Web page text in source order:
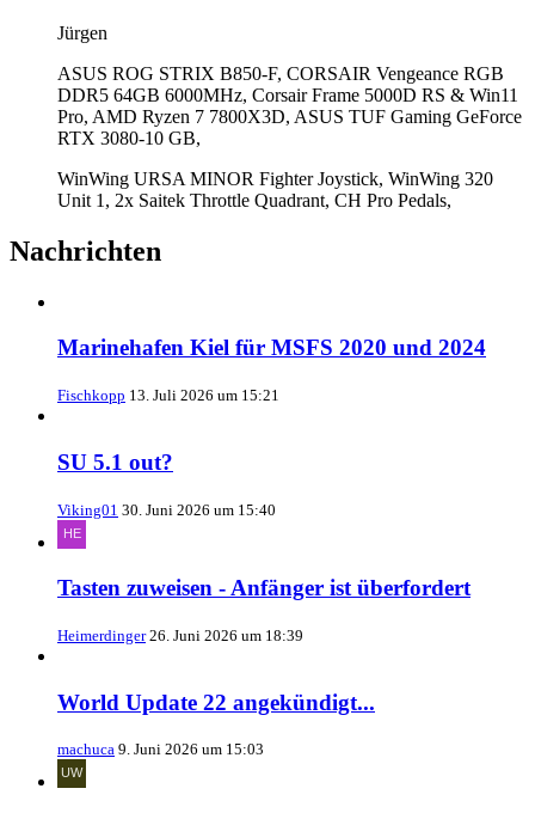
Jürgen
ASUS ROG STRIX B850-F, CORSAIR Vengeance RGB
DDR5 64GB 6000MHz, Corsair Frame 5000D RS & Win11
Pro, AMD Ryzen 7 7800X3D, ASUS TUF Gaming GeForce
RTX 3080-10 GB,
WinWing URSA MINOR Fighter Joystick, WinWing 320
Unit 1, 2x Saitek Throttle Quadrant, CH Pro Pedals,
Nachrichten
Marinehafen Kiel für MSFS 2020 und 2024
Fischkopp 13. Juli 2026 um 15:21
SU 5.1 out?
Viking01 30. Juni 2026 um 15:40
Tasten zuweisen - Anfänger ist überfordert
Heimerdinger 26. Juni 2026 um 18:39
World Update 22 angekündigt...
machuca 9. Juni 2026 um 15:03